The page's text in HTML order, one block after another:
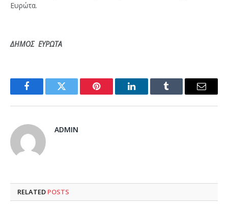
Ευρώτα.
ΔΗΜΟΣ ΕΥΡΩΤΑ
FacebookTwitter Pinterest LinkedInTumblr Email
ADMIN
RELATED POSTS